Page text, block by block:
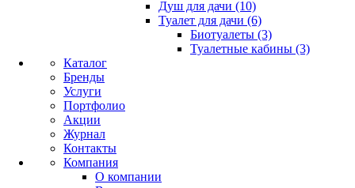
Душ для дачи (10)
Туалет для дачи (6)
Биотуалеты (3)
Туалетные кабины (3)
Каталог
Бренды
Услуги
Портфолио
Акции
Журнал
Контакты
Компания
О компании